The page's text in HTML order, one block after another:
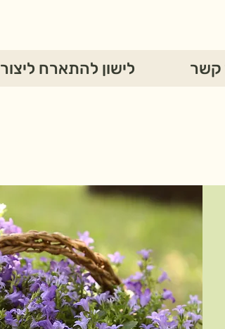
קשר לישון להתארח ליצור